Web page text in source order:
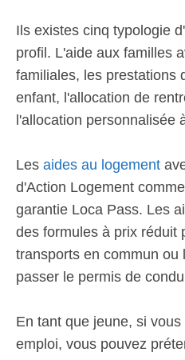
Ils existes cinq typologie
profil. L'aide aux familles
familiales, les prestations
enfant, l'allocation de
l'allocation personnalisée
Les aides au logement
d'Action Logement
garantie Loca Pass. Les
des formules à prix réduit
transports en commun ou
passer le permis de
En tant que jeune, si
emploi, vous pouvez